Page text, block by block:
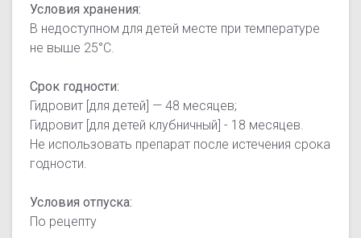
Условия хранения:
В недоступном для детей месте при температуре
не выше 25°С.
Срок годности:
Гидровит [для детей] — 48 месяцев;
Гидровит [для детей клубничный] - 18 месяцев.
Не использовать препарат после истечения срока
годности.
Условия отпуска:
По рецепту